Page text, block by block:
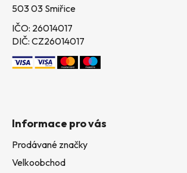
503 03 Smiřice
IČO: 26014017
DIČ: CZ26014017
Informace pro vás
Prodávané značky
Velkoobchod